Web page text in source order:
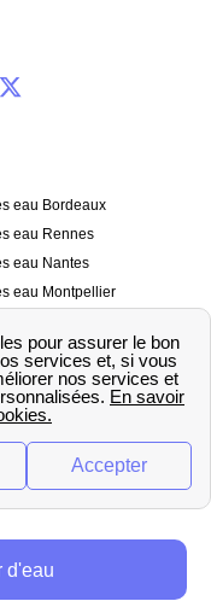
eau Bordeaux
eau Rennes
eau Nantes
eau Montpellier
eau Strasbourg
d'eau